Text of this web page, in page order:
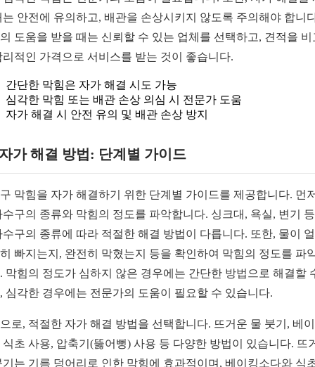
는 안전에 유의하고, 배관을 손상시키지 않도록 주의해야 합니
도움을 받을 때는 신뢰할 수 있는 업체를 선택하고, 견적을 비
리적인 가격으로 서비스를 받는 것이 좋습니다.
간단한 막힘은 자가 해결 시도 가능
심각한 막힘 또는 배관 손상 의심 시 전문가 도움
자가 해결 시 안전 유의 및 배관 손상 방지
가 해결 방법: 단계별 가이드
막힘을 자가 해결하기 위한 단계별 가이드를 제공합니다. 먼
수구의 종류와 막힘의 정도를 파악합니다. 싱크대, 욕실, 변기
수구의 종류에 따라 적절한 해결 방법이 다릅니다. 또한, 물이
빠지는지, 완전히 막혔는지 등을 확인하여 막힘의 정도를 파
막힘의 정도가 심하지 않은 경우에는 간단한 방법으로 해결할
심각한 경우에는 전문가의 도움이 필요할 수 있습니다.
로, 적절한 자가 해결 방법을 선택합니다. 뜨거운 물 붓기, 베
식초 사용, 압축기(뚫어뻥) 사용 등 다양한 방법이 있습니다. 뜨
기는 기름 덩어리로 인한 막힘에 효과적이며, 베이킹소다와 식